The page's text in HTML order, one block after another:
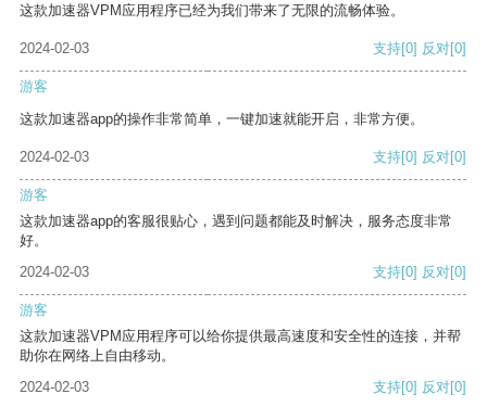
这款加速器VPM应用程序已经为我们带来了无限的流畅体验。
2024-02-03 支持[0] 反对[0]
游客
这款加速器app的操作非常简单，一键加速就能开启，非常方便。
2024-02-03 支持[0] 反对[0]
游客
这款加速器app的客服很贴心，遇到问题都能及时解决，服务态度非常
好。
2024-02-03
支持[0] 反对[0]
游客
这款加速器VPM应用程序可以给你提供最高速度和安全性的连接，并帮
助你在网络上自由移动。
2024-02-03
支持[0] 反对[0]